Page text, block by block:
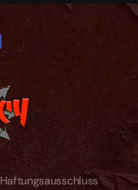
Haftungsausschluss